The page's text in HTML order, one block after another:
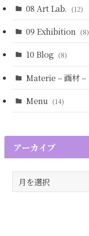
(5)
08 Art Lab. (12)
(7)
09 Exhibition (8)
10 Blog (8)
Materie – 画材 –
Menu (14)
アーカイブ
ー